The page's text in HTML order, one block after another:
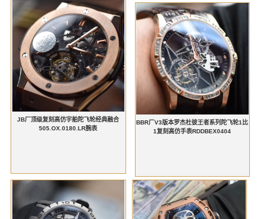
JB厂顶级复刻高仿宇舶陀飞轮经典融合
505.OX.0180.LR腕表
BBR厂V3版本罗杰杜彼王者系列陀飞轮1比
1复刻高仿手表RDDBEX0404